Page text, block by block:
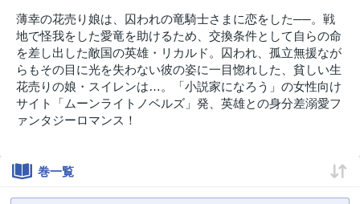
薄幸の花売り娘は、囚われの竜騎士さまに恋をした──。戦
地で怪我をした愛竜を助けるため、交換条件として自らの命
を差し出した敵国の英雄・リカルド。囚われ、孤立無援なが
らもその目に光を失わない彼の姿に一目惚れした、貧しい生
花売りの娘・スイレンは…。「小説家になろう」の女性向け
サイト「ムーンライトノベルズ」発、英雄との身分差溺愛フ
ァンタジーロマンス！
巻一覧